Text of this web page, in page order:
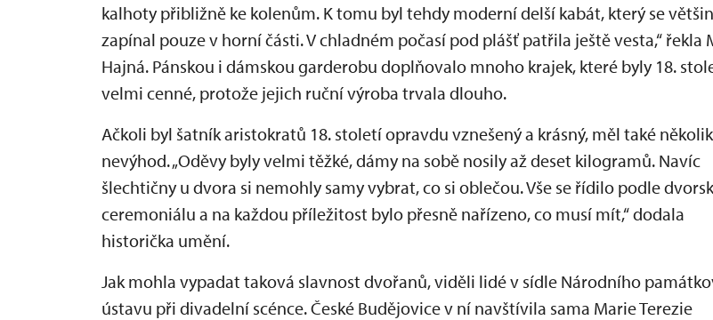
kalhoty přibližně ke kolenům. K tomu byl tehdy moderní delší kabát, který se
zapínal pouze v horní části. V chladném počasí pod plášť patřila ještě vesta,“ řekla
Hajná. Pánskou i dámskou garderobu doplňovalo mnoho krajek, které byly 18.
velmi cenné, protože jejich ruční výroba trvala dlouho.
Ačkoli byl šatník aristokratů 18. století opravdu vznešený a krásný, měl také několik
nevýhod. „Oděvy byly velmi těžké, dámy na sobě nosily až deset kilogramů. Navíc
šlechtičny u dvora si nemohly samy vybrat, co si oblečou. Vše se řídilo podle
ceremoniálu a na každou příležitost bylo přesně nařízeno, co musí mít,“ dodala
historička umění.
Jak mohla vypadat taková slavnost dvořanů, viděli lidé v sídle Národního
ústavu při divadelní scénce. České Budějovice v ní navštívila sama Marie Terezie